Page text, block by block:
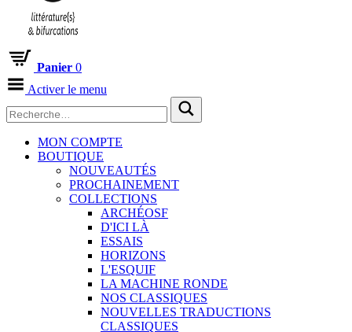
Panier 0
Activer le menu
MON COMPTE
BOUTIQUE
NOUVEAUTÉS
PROCHAINEMENT
COLLECTIONS
ARCHÉOSF
D'ICI LÀ
ESSAIS
HORIZONS
L'ESQUIF
LA MACHINE RONDE
NOS CLASSIQUES
NOUVELLES TRADUCTIONS
CLASSIQUES